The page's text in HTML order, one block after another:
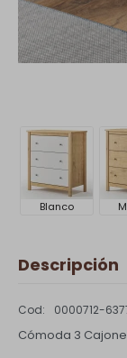
Blanco
Descripción
0000712-
Cómoda 3